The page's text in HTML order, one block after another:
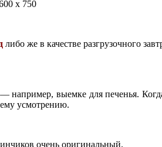
либо же в качестве разгрузочного
выемке для печенья.
усмотрению.
очень оригинальный.